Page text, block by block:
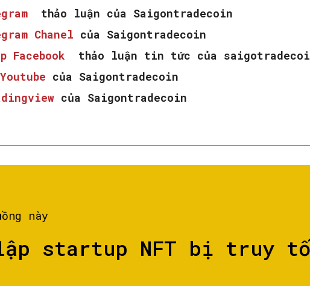
thảo luận của Saigontradecoin
Chanel của Saigontradecoin
Facebook
thảo luận tin tức của
Youtube của Saigontradecoin
của Saigontradecoin
này
lập startup NFT bị truy